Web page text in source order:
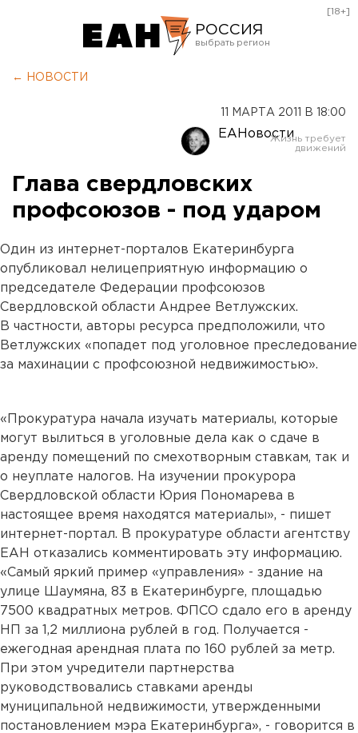
РОССИЯ
Оренбург
[18+]
← НОВОСТИ
11 МАРТА 2011 В 18:00
ЕАНовости
Глава свердловских
профсоюзов - под ударом
Один из интернет-порталов Екатеринбурга
опубликовал нелицеприятную информацию о
председателе Федерации профсоюзов
Свердловской области Андрее Ветлужских.
В частности, авторы ресурса предположили, что
Ветлужских «попадет под уголовное преследование
за махинации с профсоюзной недвижимостью».
«Прокуратура начала изучать материалы, которые
могут вылиться в уголовные дела как о сдаче в
аренду помещений по смехотворным ставкам, так и
о неуплате налогов. На изучении прокурора
Свердловской области Юрия Пономарева в
настоящее время находятся материалы», - пишет
интернет-портал. В прокуратуре области агентству
ЕАН отказались комментировать эту информацию.
«Самый яркий пример «управления» - здание на
улице Шаумяна, 83 в Екатеринбурге, площадью
7500 квадратных метров. ФПСО сдало его в аренду
НП за 1,2 миллиона рублей в год. Получается -
ежегодная арендная плата по 160 рублей за метр.
При этом учредители партнерства
руководствовались ставками аренды
муниципальной недвижимости, утвержденными
постановлением мэра Екатеринбурга», - говорится в